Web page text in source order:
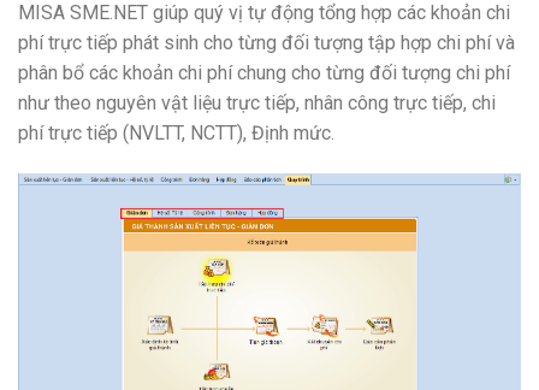
MISA SME.NET giúp quý vị tự động tổng hợp các khoản chi
phí trực tiếp phát sinh cho từng đối tượng tập hợp chi phí và
phân bổ các khoản chi phí chung cho từng đối tượng chi phí
như theo nguyên vật liệu trực tiếp, nhân công trực tiếp, chi
phí trực tiếp (NVLTT, NCTT), Định mức.